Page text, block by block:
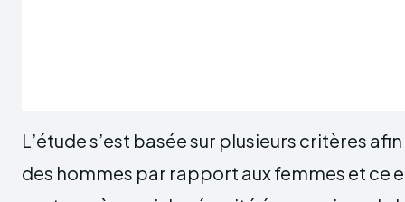
L’étude s’est basée sur plusieurs critères
des hommes par rapport aux femmes et ce